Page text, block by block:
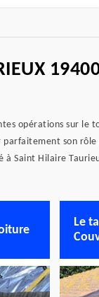
opérations sur le
son
Saint Hilaire
Le